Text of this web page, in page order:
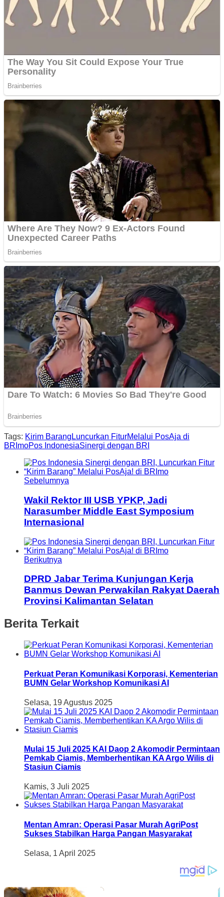
Tags: Kirim Barang Luncurkan FiturMelalui PosAja di
BRImoPos IndonesiaSinergi dengan BRI
Sebelumnya
Wakil Rektor III USB YPKP, Jadi
Narasumber Middle East Symposium
Internasional
Berikutnya
DPRD Jabar Terima Kunjungan Kerja
Banmus Dewan Perwakilan Rakyat Daerah
Provinsi Kalimantan Selatan
Berita Terkait
Perkuat Peran Komunikasi Korporasi, Kementerian
BUMN Gelar Workshop Komunikasi AI
Selasa, 19 Agustus 2025
Mulai 15 Juli 2025 KAI Daop 2 Akomodir Permintaan
Pemkab Ciamis, Memberhentikan KA Argo Wilis di
Stasiun Ciamis
Kamis, 3 Juli 2025
Mentan Amran: Operasi Pasar Murah AgriPost
Sukses Stabilkan Harga Pangan Masyarakat
Selasa, 1 April 2025